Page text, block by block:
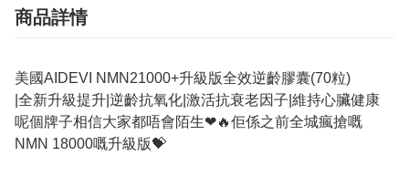
商品詳情
美國AIDEVI NMN21000+升級版全效逆齡膠囊(70粒)
|全新升級提升|逆齡抗氧化|激活抗衰老因子|維持心臟健康
呢個牌子相信大家都唔會陌生❤🔥佢係之前全城瘋搶嘅
NMN 18000嘅升級版💝